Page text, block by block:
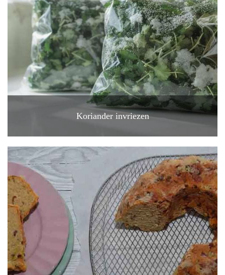
Koriander invriezen